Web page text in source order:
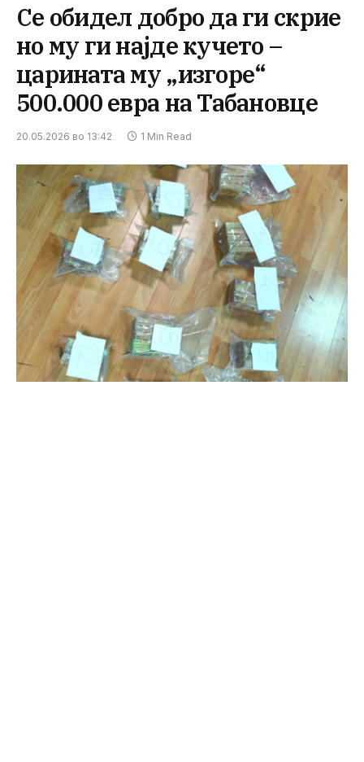
Се обидел добро да ги скрие
но му ги најде кучето –
царината му „изгоре“
500.000 евра на Табановце
20.05.2026 во 13:42 1 Min Read